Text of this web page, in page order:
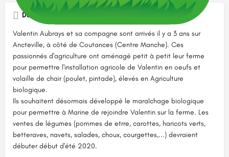
Description
Valentin Aubrays et sa compagne sont arrivés il y a 3 ans sur
Ancteville, à côté de Coutances (Centre Manche). Ces
passionnés d'agriculture ont aménagé petit à petit leur ferme
pour permettre l'installation agricole de Valentin en oeufs et
volaille de chair (poulet, pintade), élevés en Agriculture
biologique.
Ils souhaitent désormais développé le maraîchage biologique
pour permettre à Marine de rejoindre Valentin sur la ferme. Les
ventes de légumes (pommes de etrre, carottes, haricots verts,
betteraves, navets, salades, choux, courgettes,...) devraient
débuter début d'été 2020.